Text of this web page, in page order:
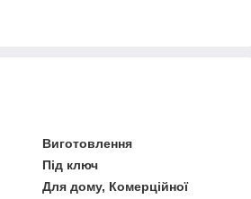
Виготовлення
Під ключ
Для дому, Комерційної